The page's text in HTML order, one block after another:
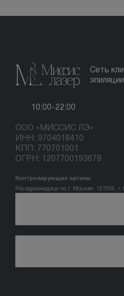
Сеть
10:00-22:00
ООО «МИССИС ЛЭ»
ИНН: 9704018410
КПП: 770701001
ОГРН: 1207700193678
Контролирующие органы:
Росздравнадзор по г. Москве: 127206,